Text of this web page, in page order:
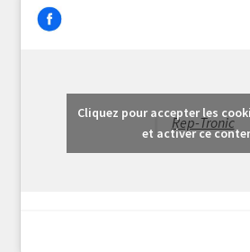
Rep-Tronic
Cliquez pour accepter les
et activer ce